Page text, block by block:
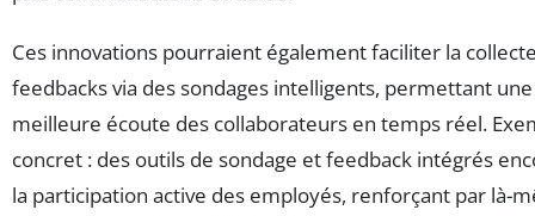
Ces innovations pourraient également faciliter la
feedbacks via des sondages intelligents, permettant une
meilleure écoute des collaborateurs en temps réel.
concret : des outils de sondage et feedback intégrés
la participation active des employés, renforçant par là-